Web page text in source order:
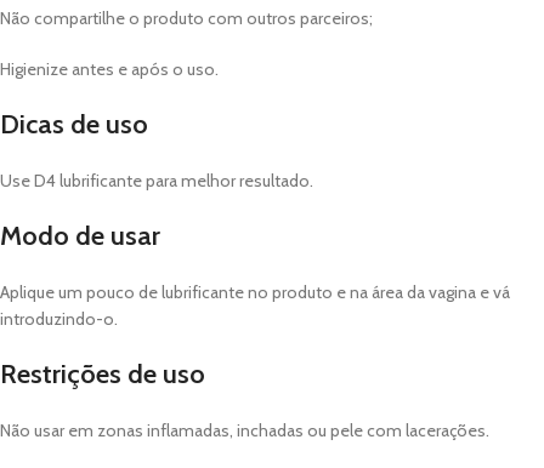
Não compartilhe o produto com outros parceiros;
Higienize antes e após o uso.
Dicas de uso
Use D4 lubrificante para melhor resultado.
Modo de usar
Aplique um pouco de lubrificante no produto e na área da vagina e vá
introduzindo-o.
Restrições de uso
Não usar em zonas inflamadas, inchadas ou pele com lacerações.